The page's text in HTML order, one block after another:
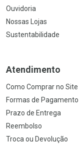
Ouvidoria
Nossas Lojas
Sustentabilidade
Atendimento
Como Comprar no Site
Formas de Pagamento
Prazo de Entrega
Reembolso
Troca ou Devolução